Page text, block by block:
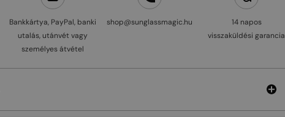
Bankkártya, PayPal, banki
utalás, utánvét vagy
személyes átvétel
shop@sunglassmagic.hu
14 napos
visszaküldési garancia